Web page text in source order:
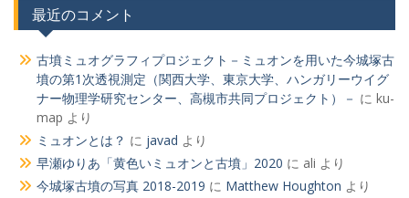
最近のコメント
古墳ミュオグラフィプロジェクト－ミュオンを用いた今城塚古
墳の第1次透視測定（関西大学、東京大学、ハンガリーウイグ
ナー物理学研究センター、高槻市共同プロジェクト）－ に ku-
map より
ミュオンとは？ に javad より
早瀬ゆりあ「黄色いミュオンと古墳」2020 に ali より
今城塚古墳の写真 2018-2019 に Matthew Houghton より